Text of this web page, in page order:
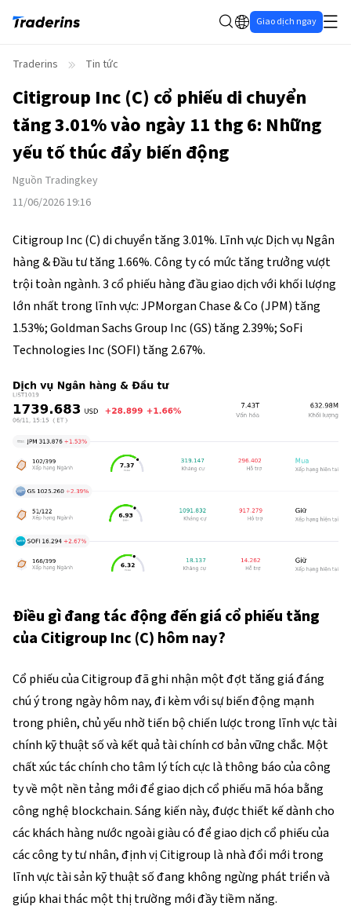
Giao dịch ngay
Traderins Tin tức
Citigroup Inc (C) cổ phiếu di chuyển
tăng 3.01% vào ngày 11 thg 6: Những
yếu tố thúc đẩy biến động
Nguồn Tradingkey
11/06/2026 19:16
Citigroup Inc (C) di chuyển tăng 3.01%. Lĩnh vực Dịch vụ Ngân
hàng & Đầu tư tăng 1.66%. Công ty có mức tăng trưởng vượt
trội toàn ngành. 3 cổ phiếu hàng đầu giao dịch với khối lượng
lớn nhất trong lĩnh vực: JPMorgan Chase & Co (JPM) tăng
1.53%; Goldman Sachs Group Inc (GS) tăng 2.39%; SoFi
Technologies Inc (SOFI) tăng 2.67%.
Điều gì đang tác động đến giá cổ phiếu tăng
của Citigroup Inc (C) hôm nay?
Cổ phiếu của Citigroup đã ghi nhận một đợt tăng giá đáng
chú ý trong ngày hôm nay, đi kèm với sự biến động mạnh
trong phiên, chủ yếu nhờ tiến bộ chiến lược trong lĩnh vực tài
chính kỹ thuật số và kết quả tài chính cơ bản vững chắc. Một
chất xúc tác chính cho tâm lý tích cực là thông báo của công
ty về một nền tảng mới để giao dịch cổ phiếu mã hóa bằng
công nghệ blockchain. Sáng kiến này, được thiết kế dành cho
các khách hàng nước ngoài giàu có để giao dịch cổ phiếu của
các công ty tư nhân, định vị Citigroup là nhà đổi mới trong
lĩnh vực tài sản kỹ thuật số đang không ngừng phát triển và
giúp khai thác một thị trường mới đầy tiềm năng.